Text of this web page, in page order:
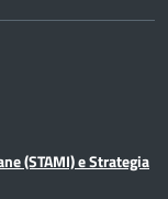
(STAMI) e Strategia